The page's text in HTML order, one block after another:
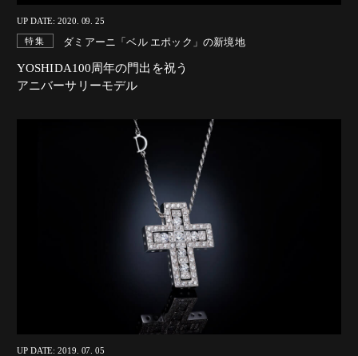
UP DATE: 2020. 09. 25
特集 ダミアーニ「ベル エポック」の新境地
YOSHIDA100周年の門出を祝う
アニバーサリーモデル
UP DATE: 2019. 07. 05